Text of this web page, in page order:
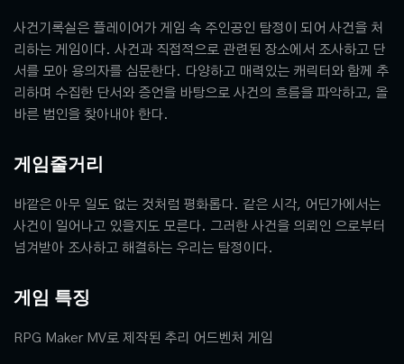
사건기록실은 플레이어가 게임 속 주인공인 탐정이 되어 사건을 처
리하는 게임이다. 사건과 직접적으로 관련된 장소에서 조사하고 단
서를 모아 용의자를 심문한다. 다양하고 매력있는 캐릭터와 함께 추
리하며 수집한 단서와 증언을 바탕으로 사건의 흐름을 파악하고, 올
바른 범인을 찾아내야 한다.
게임줄거리
바깥은 아무 일도 없는 것처럼 평화롭다. 같은 시각, 어딘가에서는
사건이 일어나고 있을지도 모른다. 그러한 사건을 의뢰인 으로부터
넘겨받아 조사하고 해결하는 우리는 탐정이다.
게임 특징
RPG Maker MV로 제작된 추리 어드벤처 게임